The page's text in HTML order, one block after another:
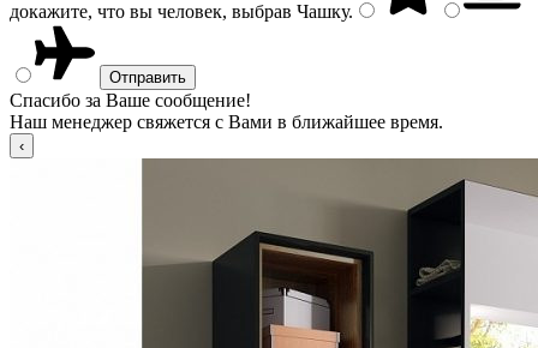
докажите, что вы человек, выбрав Чашку.
Спасибо за Ваше сообщение!
Наш менеджер свяжется с Вами в ближайшее время.